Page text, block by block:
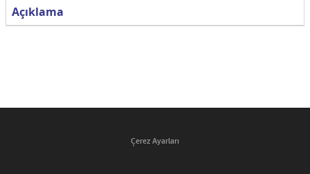
Açıklama
Çerez Ayarları